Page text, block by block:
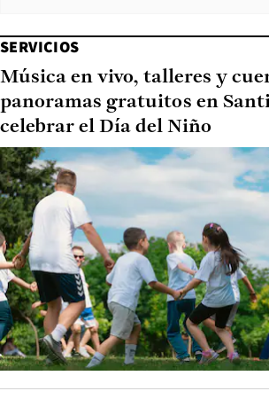
SERVICIOS
Música en vivo, talleres y
panoramas gratuitos en
celebrar el Día del Niño